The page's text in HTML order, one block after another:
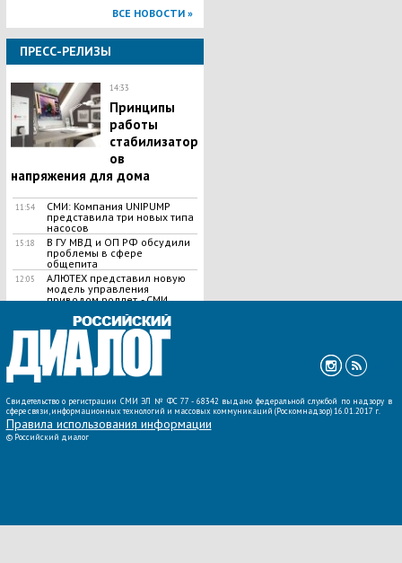
ВСЕ НОВОСТИ »
ПРЕСС-РЕЛИЗЫ
14:33
Принципы
работы
стабилизатор
ов
напряжения для дома
11:54
СМИ: Компания UNIPUMP
представила три новых типа
насосов
15:18
В ГУ МВД и ОП РФ обсудили
проблемы в сфере
общепита
12:05
АЛЮТЕХ представил новую
модель управления
приводом роллет, - СМИ
ВСЕ НОВОСТИ »
Свидетельство о регистрации СМИ ЭЛ № ФС 77 - 68342 выдано федеральной службой по надзору в
сфере связи, информационных технологий и массовых коммуникаций (Роскомнадзор) 16.01.2017 г.
Правила использования информации
© Российский диалог